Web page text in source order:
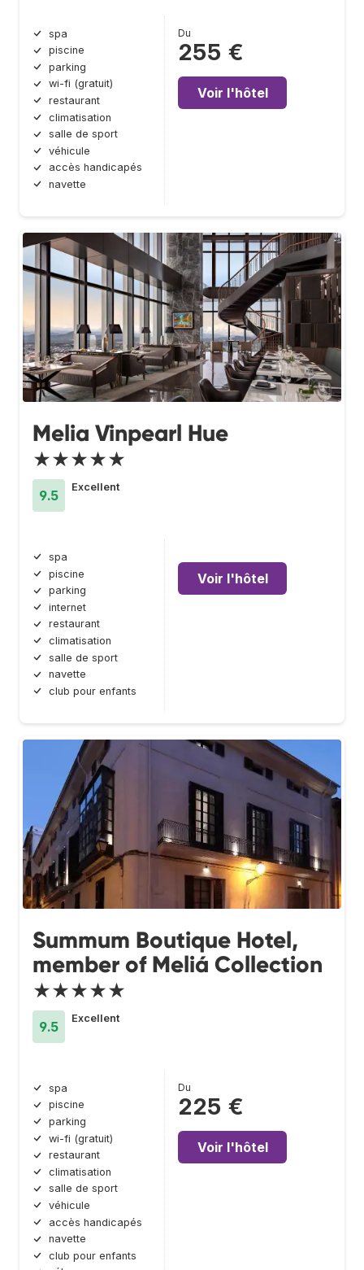
spa
piscine
parking
wi-fi (gratuit)
restaurant
climatisation
salle de sport
véhicule
accès handicapés
navette
Du
255 €
Voir l'hôtel
Melia Vinpearl Hue
★★★★★
9.5
Excellent
spa
piscine
parking
internet
restaurant
climatisation
salle de sport
navette
club pour enfants
Voir l'hôtel
Summum Boutique Hotel,
member of Meliá Collection
★★★★★
9.5
Excellent
spa
piscine
parking
wi-fi (gratuit)
restaurant
climatisation
salle de sport
véhicule
accès handicapés
navette
club pour enfants
Du
225 €
Voir l'hôtel